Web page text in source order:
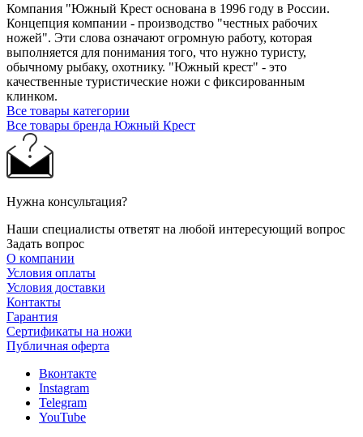
Компания "Южный Крест основана в 1996 году в России.
Концепция компании - производство "честных рабочих
ножей". Эти слова означают огромную работу, которая
выполняется для понимания того, что нужно туристу,
обычному рыбаку, охотнику. "Южный крест" - это
качественные туристические ножи с фиксированным
клинком.
Все товары категории
Все товары бренда Южный Крест
Нужна консультация?
Наши специалисты ответят на любой интересующий вопрос
Задать вопрос
О компании
Условия оплаты
Условия доставки
Контакты
Гарантия
Сертификаты на ножи
Публичная оферта
Вконтакте
Instagram
Telegram
YouTube